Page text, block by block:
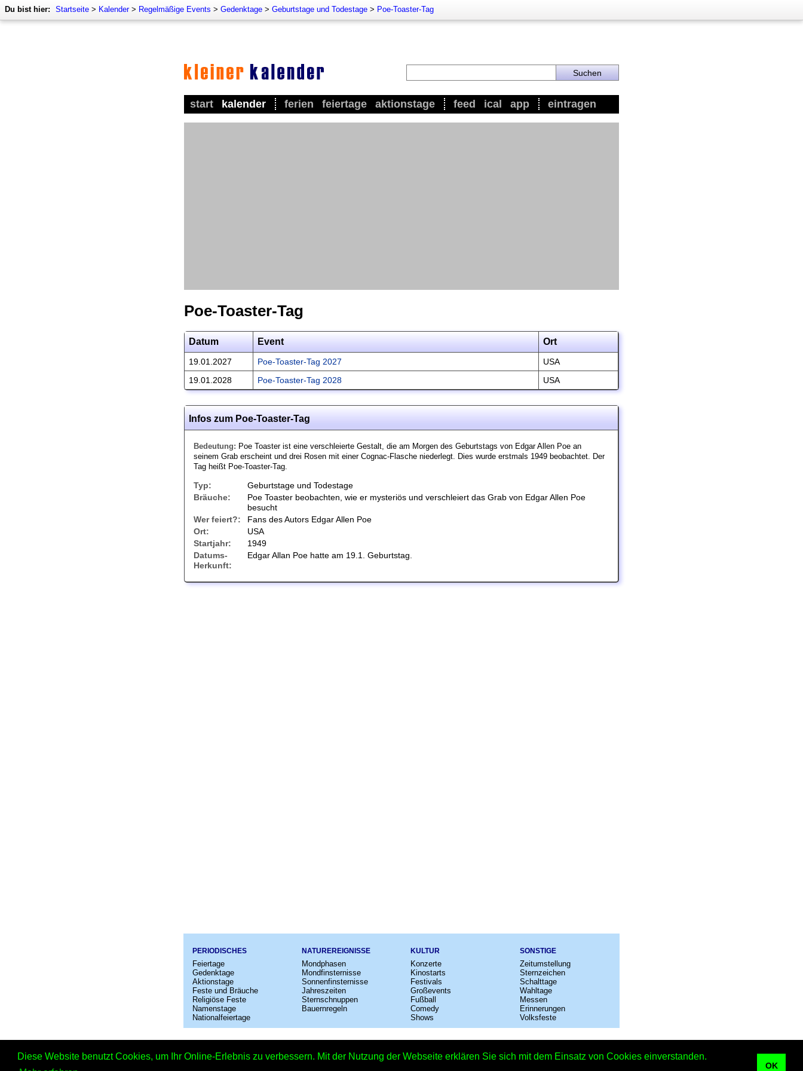
Diese Website benutzt Cookies, um Ihr Online-Erlebnis zu verbessern. Mit der Nutzung der Webseite erklären Sie sich mit dem Einsatz von Cookies einverstanden.
OK
Du bist hier: Startseite > Kalender> Regelmäßige Events > Gedenktage > Geburtstage und Todestage > Poe-Toaster-Tag
start kalender ferien feiertage aktionstage feed ical app eintragen
Poe-Toaster-Tag
Datum Event Ort
19.01.2027 Poe-Toaster-Tag 2027
USA
19.01.2028
Poe-Toaster-Tag 2028 USA
Infos zum Poe-Toaster-Tag
Bedeutung: Poe Toaster ist eine verschleierte Gestalt, die am Morgen des Geburtstags von Edgar Allen Poe an
seinem Grab erscheint und drei Rosen mit einer Cognac-Flasche niederlegt. Dies wurde erstmals 1949 beobachtet. Der
Tag heißt Poe-Toaster-Tag.
Typ:
Geburtstage und Todestage
Bräuche:
Poe Toaster beobachten, wie er mysteriös und verschleiert das Grab von Edgar Allen Poe
besucht
Wer feiert?:
Fans des Autors Edgar Allen Poe
Ort:
USA
Startjahr:
1949
Datums-
Herkunft:
Edgar Allan Poe hatte am 19.1. Geburtstag.
PERIODISCHES
Feiertage
Gedenktage
Aktionstage
Feste und Bräuche
Religiöse Feste
Namenstage
Nationalfeiertage
NATUREREIGNISSE
Mondphasen
Mondfinsternisse
Sonnenfinsternisse
Jahreszeiten
Sternschnuppen
Bauernregeln
KULTUR
Konzerte
Kinostarts
Festivals
Großevents
Fußball
Comedy
Shows
SONSTIGE
Zeitumstellung
Sternzeichen
Schalttage
Wahltage
Messen
Erinnerungen
Volksfeste
Poe-Toaster-Tag – Copyright © 2026 Kleiner Kalender